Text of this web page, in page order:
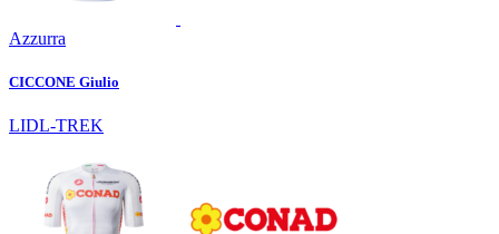
Azzurra
CICCONE Giulio
LIDL-TREK